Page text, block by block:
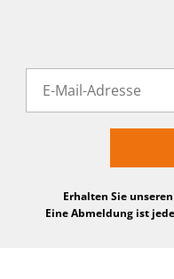
Erhalten Sie
Eine Abmeldung ist